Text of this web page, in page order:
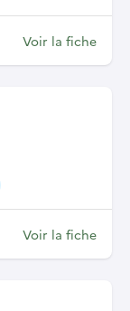
Voir la fiche
Voir la fiche